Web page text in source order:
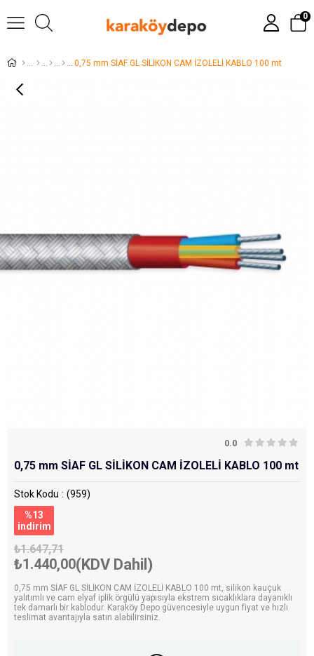
0
0,75 mm SİAF GL SİLİKON CAM İZOLELİ KABLO 100 mt
0.0
0,75 mm SİAF GL SİLİKON CAM İZOLELİ KABLO 100 mt
Stok Kodu
(959)
%13
i̇ndirim
₺1.647,71
₺1.440,00(KDV Dahil)
0,75 mm SİAF GL SİLİKON CAM İZOLELİ KABLO 100 mt, silikon kauçuk
yalıtımlı ve cam elyaf iplik örgülü yapısıyla ekstrem sıcaklıklara dayanıklı
tek damarlı bir kablodur. Karaköy Depo güvencesiyle uygun fiyat ve hızlı
teslimat avantajıyla satın alabilirsiniz.